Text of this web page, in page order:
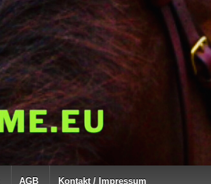
AGB Kontakt / Impressum